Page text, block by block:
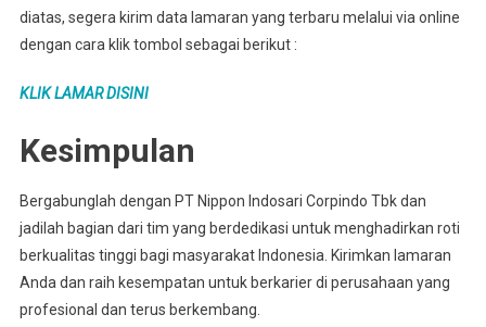
diatas, segera kirim data lamaran yang terbaru melalui via online
dengan cara klik tombol sebagai berikut :
KLIK LAMAR DISINI
Kesimpulan
Bergabunglah dengan PT Nippon Indosari Corpindo Tbk dan
jadilah bagian dari tim yang berdedikasi untuk menghadirkan roti
berkualitas tinggi bagi masyarakat Indonesia. Kirimkan lamaran
Anda dan raih kesempatan untuk berkarier di perusahaan yang
profesional dan terus berkembang.